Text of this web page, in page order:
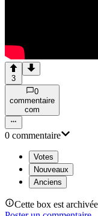
3
0
commentaire
com
0 commentaire
Votes
Nouveaux
Anciens
Cette box est